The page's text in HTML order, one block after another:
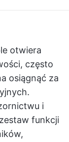
otwiera
często
osiągnąć za
i
funkcji